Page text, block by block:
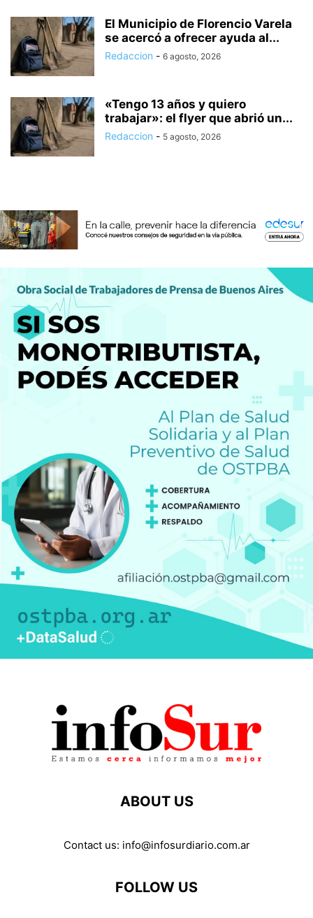
El Municipio de Florencio Varela
se acercó a ofrecer ayuda al...
Redaccion - 6 agosto, 2026
«Tengo 13 años y quiero
trabajar»: el flyer que abrió un...
Redaccion - 5 agosto, 2026
ABOUT US
Contact us: info@infosurdiario.com.ar
FOLLOW US